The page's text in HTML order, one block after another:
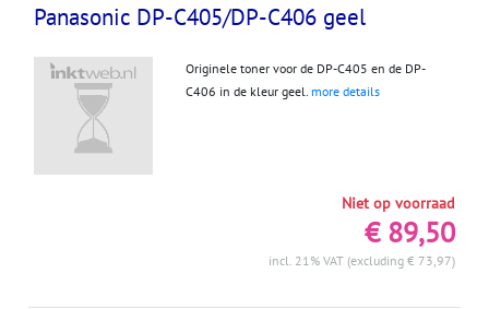
Panasonic DP-C405/DP-C406 geel
Originele toner voor de DP-C405 en de DP-
C406 in de kleur geel. more details
Niet op voorraad
€ 89,50
incl. 21% VAT (excluding € 73,97)